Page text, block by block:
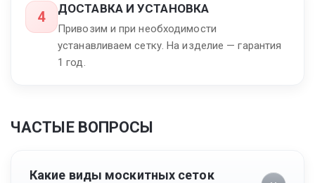
4 ДОСТАВКА И УСТАНОВКА
Привозим и при необходимости
устанавливаем сетку. На изделие — гарантия
1 год.
ЧАСТЫЕ ВОПРОСЫ
Какие виды москитных сеток